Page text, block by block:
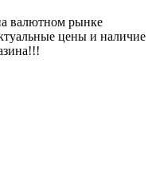
валютном рынке
цены и наличие